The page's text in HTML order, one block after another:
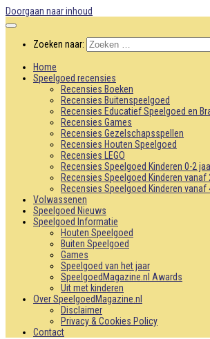
Doorgaan naar inhoud
Zoeken naar:
Home
Speelgoed recensies
Recensies Boeken
Recensies Buitenspeelgoed
Recensies Educatief Speelgoed en
Recensies Games
Recensies Gezelschapsspellen
Recensies Houten Speelgoed
Recensies LEGO
Recensies Speelgoed Kinderen 0-2
Recensies Speelgoed Kinderen vanaf
Recensies Speelgoed Kinderen vanaf
Volwassenen
Speelgoed Nieuws
Speelgoed Informatie
Houten Speelgoed
Buiten Speelgoed
Games
Speelgoed van het jaar
SpeelgoedMagazine.nl Awards
Uit met kinderen
Over SpeelgoedMagazine.nl
Disclaimer
Privacy & Cookies Policy
Contact